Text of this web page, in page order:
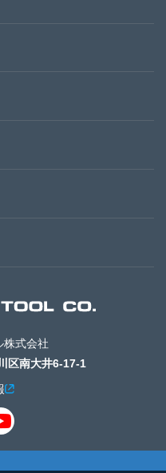
株式会社
区南大井6-17-1